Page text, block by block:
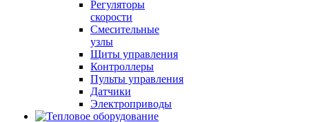
Регуляторы
скорости
Смесительные
узлы
Щиты управления
Контроллеры
Пульты управления
Датчики
Электроприводы